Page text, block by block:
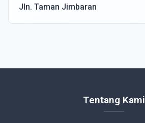
Jln. Taman Jimbaran
Tentang Kami